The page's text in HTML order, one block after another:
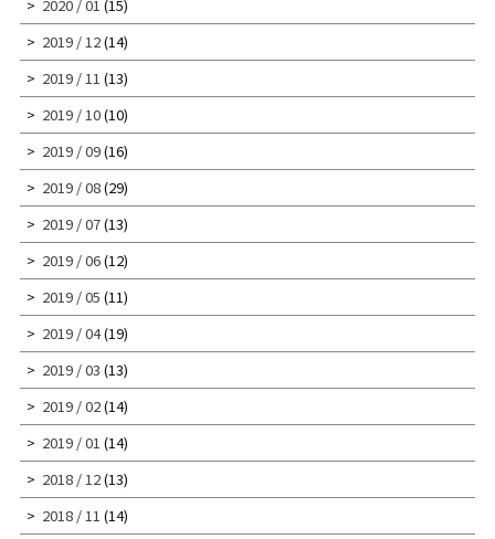
2020 / 01 (15)
2019 / 12(14)
2019 / 11 (13)
2019 / 10(10)
2019 / 09(16)
2019 / 08(29)
2019 / 07(13)
2019 / 06(12)
2019 / 05 (11)
2019 / 04(19)
2019 / 03 (13)
2019 / 02(14)
2019 / 01 (14)
2018 / 12(13)
2018 / 11 (14)